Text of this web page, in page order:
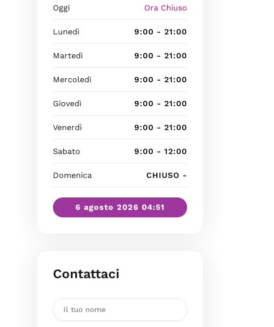
Oggi Ora Chiuso
Lunedì 9:00 - 21:00
Martedì 9:00 - 21:00
Mercoledì 9:00 - 21:00
Giovedì 9:00 - 21:00
Venerdì 9:00 - 21:00
Sabato 9:00 - 12:00
Domenica CHIUSO -
6 agosto 2026 04:51
Contattaci